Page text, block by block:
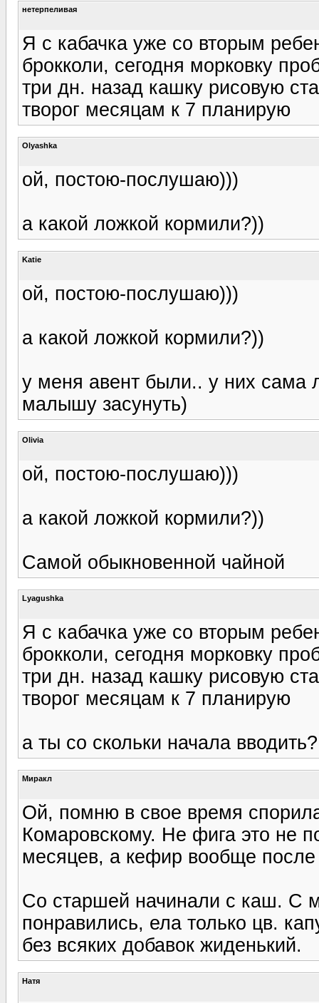
нетерпеливая
Я с кабачка уже со вторым
брокколи, сегодня морковку
три дн. назад кашку рисовую
творог месяцам к 7 планирую
Olyashka
ой, постою-послушаю)))
а какой ложкой кормили?))
Katie
ой, постою-послушаю)))
а какой ложкой кормили?))
у меня авент были.. у них сама
малышу засунуть)
Olivia
ой, постою-послушаю)))
а какой ложкой кормили?))
Самой обыкновенной чайной
Lyagushka
Я с кабачка уже со вторым
брокколи, сегодня морковку
три дн. назад кашку рисовую
творог месяцам к 7 планирую
а ты со скольки начала
Миракл
Ой, помню в свое время
Комаровскому. Не фига это не
месяцев, а кефир вообще
Со старшей начинали с каш. С
понравились, ела только цв.
без всяких добавок жиденький.
Натя